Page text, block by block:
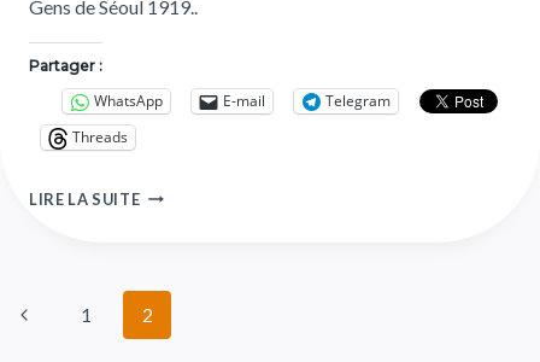
Gens de Séoul 1919..
Partager :
WhatsApp E-mail
Telegram
Threads
LIRE LA SUITE
1 2